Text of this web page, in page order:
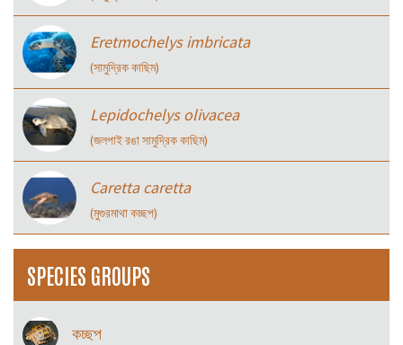
Eretmochelys imbricata
(সামুদ্রিক কাছিম)
Lepidochelys olivacea
(জলপাই রঙা সামুদ্রিক কাছিম)
Caretta caretta
(মুগুরমাথা কচ্ছপ)
SPECIES GROUPS
কচ্ছপ